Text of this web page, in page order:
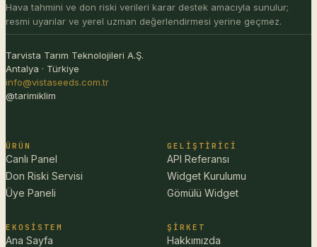
Hava tahmini ve don riski verileri karar destek amacıyla sunulur;
resmi uyarılar ve yerel uzman değerlendirmesi yerine geçmez.
Tarvista Tarım Teknolojileri A.Ş.
Antalya · Türkiye
info@vistaseeds.com.tr
@tarimiklim
ÜRÜN
Canlı Panel
Don Riski Servisi
Üye Paneli
GELIŞTIRICI
API Referansı
Widget Kurulumu
Gömülü Widget
EKOSISTEM
Ana Sayfa
ŞIRKET
Hakkımızda